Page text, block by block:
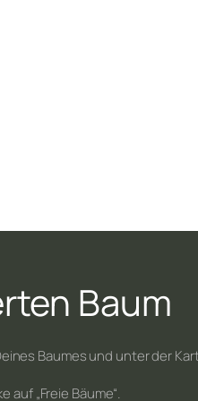
Baum
Baumes und unter der
„Freie Bäume“.